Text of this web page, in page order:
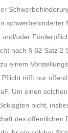
schwerbehinderter
oder
nach § 82 Satz 2
einem
trifft nur
Um einen
nicht,
des öffentlichen